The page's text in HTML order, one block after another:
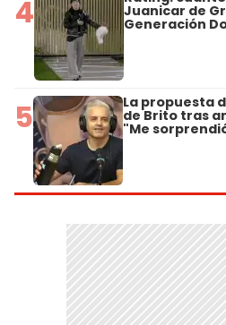
4 Juanicar de
Generación
5 La propuesta
de Brito tras
"Me